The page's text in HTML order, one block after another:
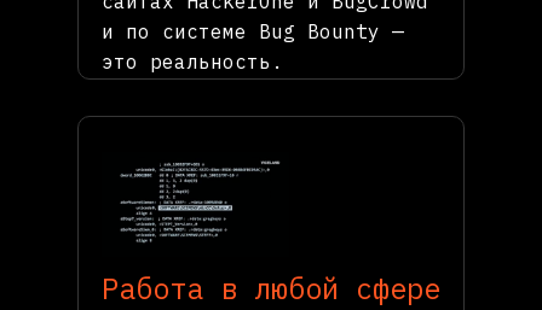
и по системе Bug Bounty —
это реальность.
Работа в любой сфере